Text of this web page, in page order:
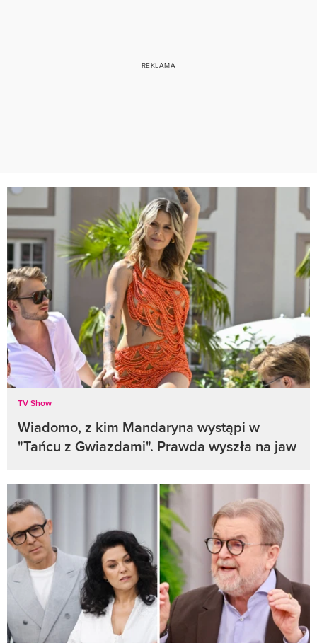
TV Show
Wiadomo, z kim Mandaryna wystąpi w
"Tańcu z Gwiazdami". Prawda wyszła na jaw